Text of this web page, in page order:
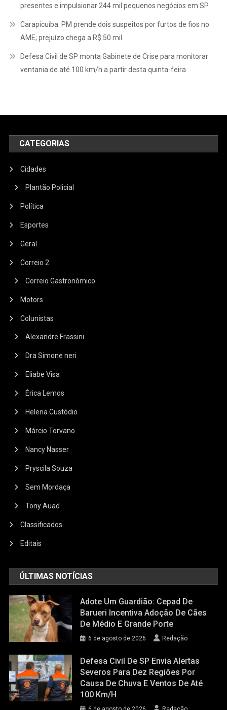
presentes e impulsionar 244 mil pequenos negócios em SP
Carapicuíba: PM prende dois suspeitos por furtos de fios no
AME; prejuízo chega a R$ 50 mil
Defesa Civil de SP monta Gabinete de Crise para monitorar
ventania de até 100 km/h a partir desta quinta-feira
CATEGORIAS
Cidades
Plantão Policial
Política
Esportes
Geral
Correio 2
Correio Gastronômico
Motors
Colunistas
Alexandre Frassini
Dra Simone neri
Eliabe Visa
Érica Lemos
Helena Custódio
Márcio Torvano
Nancy Nasser
Pryscila Souza
Sem Mordaça
Tony Auad
Classificados
Editais
ÚLTIMAS NOTÍCIAS
Adote Um Guardião: Cepad De
Barueri Incentiva Adoção De Cães
De Médio E Grande Porte
6 de agosto de 2026 Redação
Defesa Civil De SP Envia Alertas
Severos Para Dez Regiões Por
Causa De Chuva E Ventos De Até
100 Km/h